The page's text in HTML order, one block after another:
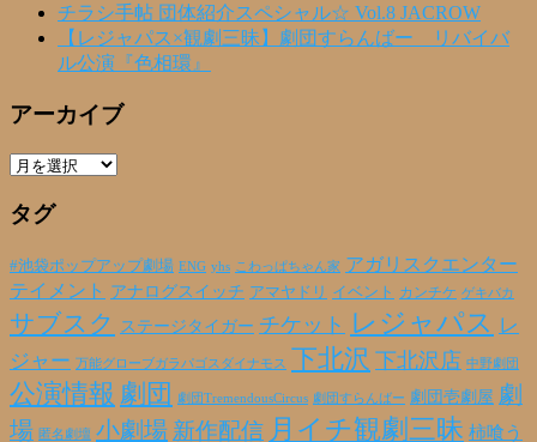
チラシ手帖 団体紹介スペシャル☆ Vol.8 JACROW
【レジャパス×観劇三昧】劇団すらんばー リバイバ
ル公演『色相環』
アーカイブ
ア
カ
ブ
タグ
#池袋ポップアップ劇場 ENG yhs こわっぱちゃん家 アガリスクエンター
テイメント アナログスイッチ アマヤドリ イベント カンチケ ゲキバカ
サブスク ステージタイガー チケット レジャパス レ
ジャー 万能グローブガラパゴスダイナモス 下北沢 下北沢店 中野劇団
公演情報 劇団 劇団TremendousCircus 劇団すらんばー 劇団壱劇屋 劇
場 匿名劇壇 小劇場 新作配信 月イチ観劇三昧 柿喰う